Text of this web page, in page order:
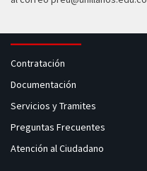
Contratación
Documentación
Servicios y Tramites
Preguntas Frecuentes
Atención al Ciudadano